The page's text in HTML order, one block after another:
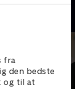
fra
den bedste
og til at